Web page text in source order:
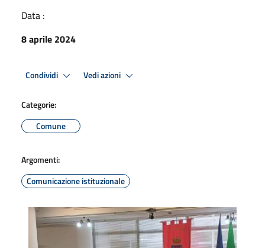
Data :
8 aprile 2024
Condividi Vedi azioni
Categorie:
Comune
Argomenti:
Comunicazione istituzionale